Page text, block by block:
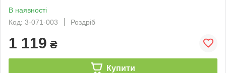
В наявності
Код: 3-071-003
Роздріб
1 119 ₴
Купити